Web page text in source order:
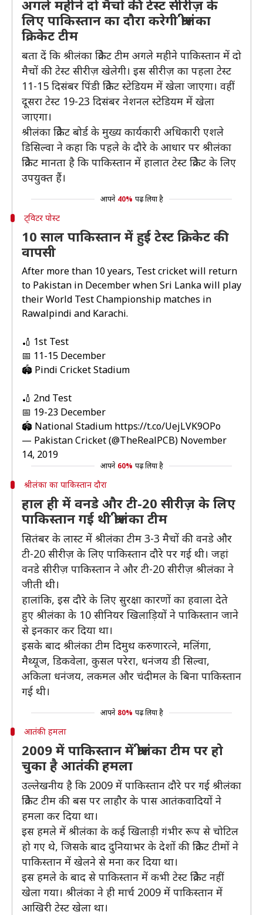
अगले महीने दो मैचों की टेस्ट सीरीज़ के
लिए पाकिस्तान का दौरा करेगी श्रीलंका
क्रिकेट टीम
बता दें कि श्रीलंका क्रिकेट टीम अगले महीने पाकिस्तान में दो
मैचों की टेस्ट सीरीज़ खेलेगी। इस सीरीज़ का पहला टेस्ट
11-15 दिसंबर पिंडी क्रिकेट स्टेडियम में खेला जाएगा। वहीं
दूसरा टेस्ट 19-23 दिसंबर नेशनल स्टेडियम में खेला
जाएगा।
श्रीलंका क्रिकेट बोर्ड के मुख्य कार्यकारी अधिकारी एशले
डिसिल्वा ने कहा कि पहले के दौरे के आधार पर श्रीलंका
क्रिकेट मानता है कि पाकिस्तान में हालात टेस्ट क्रिकेट के लिए
उपयुक्त हैं।
आपने 40% पढ़ लिया है
ट्विटर पोस्ट
10 साल पाकिस्तान में हुई टेस्ट क्रिकेट की
वापसी
After more than 10 years, Test cricket will return
to Pakistan in December when Sri Lanka will play
their World Test Championship matches in
Rawalpindi and Karachi.
🏏 1st Test
📅 11-15 December
🏟 Pindi Cricket Stadium
🏏 2nd Test
📅 19-23 December
🏟 National Stadium https://t.co/UejLVK9OPo
— Pakistan Cricket (@TheRealPCB) November
14, 2019
आपने 60% पढ़ लिया है
श्रीलंका का पाकिस्तान दौरा
हाल ही में वनडे और टी-20 सीरीज़ के लिए
पाकिस्तान गई थी श्रीलंका टीम
सितंबर के लास्ट में श्रीलंका टीम 3-3 मैचों की वनडे और
टी-20 सीरीज़ के लिए पाकिस्तान दौरे पर गई थी। जहां
वनडे सीरीज़ पाकिस्तान ने और टी-20 सीरीज़ श्रीलंका ने
जीती थी।
हालांकि, इस दौरे के लिए सुरक्षा कारणों का हवाला देते
हुए श्रीलंका के 10 सीनियर खिलाड़ियों ने पाकिस्तान जाने
से इनकार कर दिया था।
इसके बाद श्रीलंका टीम दिमुथ करुणारत्ने, मलिंगा,
मैथ्यूज, डिकवेला, कुसल परेरा, धनंजय डी सिल्वा,
अकिला धनंजय, लकमल और चंदीमल के बिना पाकिस्तान
गई थी।
आपने 80% पढ़ लिया है
आतंकी हमला
2009 में पाकिस्तान में श्रीलंका टीम पर हो
चुका है आतंकी हमला
उल्लेखनीय है कि 2009 में पाकिस्तान दौरे पर गई श्रीलंका
क्रिकेट टीम की बस पर लाहौर के पास आतंकवादियों ने
हमला कर दिया था।
इस हमले में श्रीलंका के कई खिलाड़ी गंभीर रूप से चोटिल
हो गए थे, जिसके बाद दुनियाभर के देशों की क्रिकेट टीमों ने
पाकिस्तान में खेलने से मना कर दिया था।
इस हमले के बाद से पाकिस्तान में कभी टेस्ट क्रिकेट नहीं
खेला गया। श्रीलंका ने ही मार्च 2009 में पाकिस्तान में
आखिरी टेस्ट खेला था।